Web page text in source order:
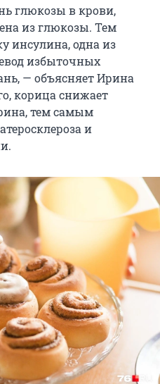
глюкозы в крови,
из глюкозы. Тем
инсулина, одна из
избыточных
— объясняет Ирина
корица снижает
тем самым
и